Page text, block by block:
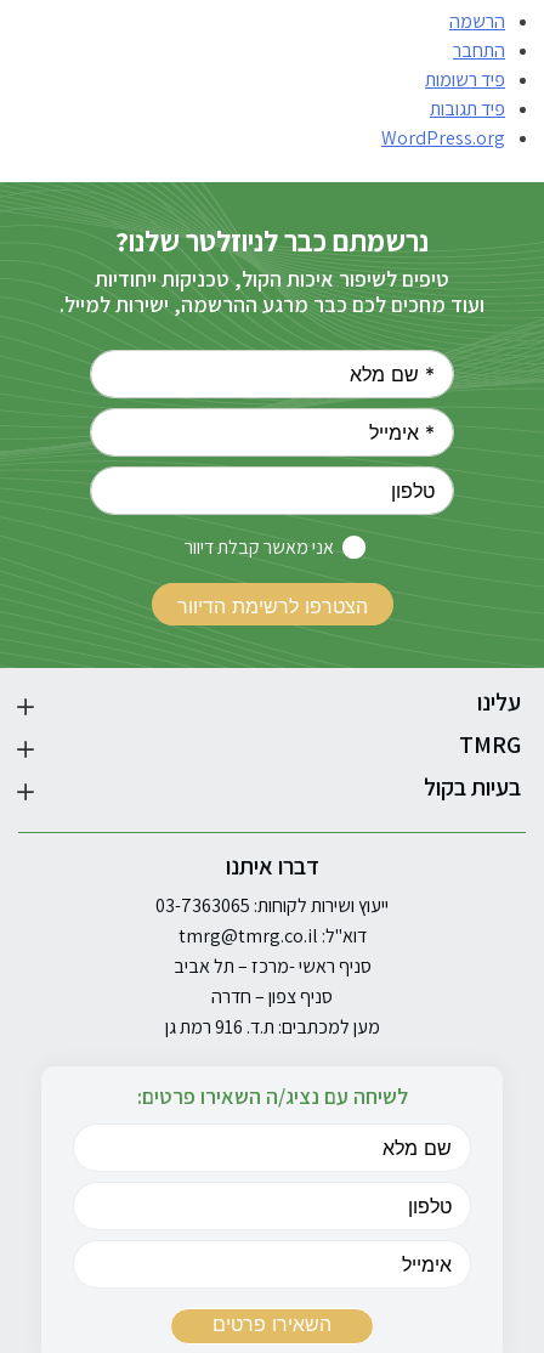
הרשמה
התחבר
פיד רשומות
פיד תגובות
WordPress.org
נרשמתם כבר לניוזלטר שלנו?
טיפים לשיפור איכות הקול, טכניקות ייחודיות
ועוד מחכים לכם כבר מרגע ההרשמה, ישירות למייל.
אני מאשר קבלת דיוור
עלינו
TMRG
בעיות בקול
דברו איתנו
ייעוץ ושירות לקוחות: 03-7363065
דוא"ל: tmrg@tmrg.co.il
סניף ראשי -מרכז – תל אביב
סניף צפון – חדרה
מען למכתבים: ת.ד. 916 רמת גן
לשיחה עם נציג/ה השאירו פרטים: